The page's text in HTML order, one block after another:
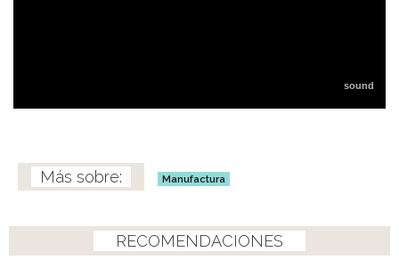
Manufactura
RECOMENDACIONES